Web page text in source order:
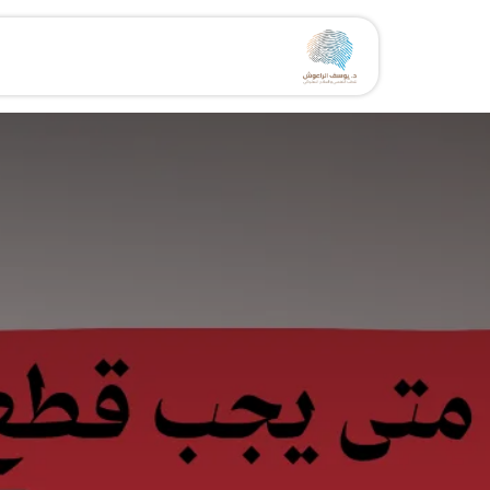
تخطي للذهاب إلى المحتوى